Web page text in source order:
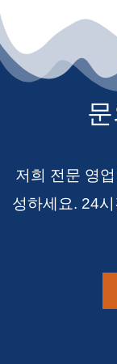
저희 전문 영
성하세요. 24